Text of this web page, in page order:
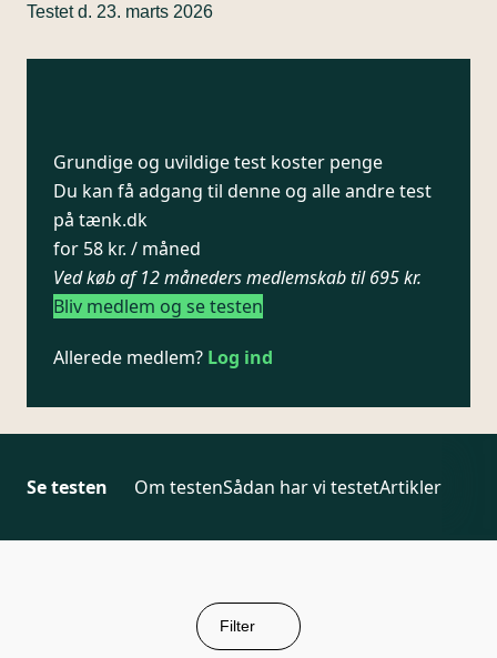
Testet d. 23. marts 2026
Grundige og uvildige test koster penge
Du kan få adgang til denne og alle andre test
på tænk.dk
for 58 kr. / måned
Ved køb af 12 måneders medlemskab til 695 kr.
Bliv medlem og se testen
Allerede medlem? Log ind
Se testen Om testenSådan har vi testetArtikler
Filter